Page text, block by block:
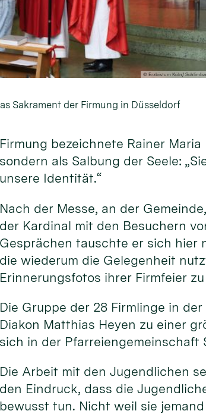
© Erzbistum Köln/
Sakrament der Firmung in Düsseldorf
Firmung bezeichnete Rainer
sondern als Salbung der Seele:
unsere Identität.“
Nach der Messe, an der
der Kardinal mit den Besuchern
Gesprächen tauschte er sich hier
die wiederum die Gelegenheit
Erinnerungsfotos ihrer Firmfeier
Die Gruppe der 28 Firmlinge in
Diakon Matthias Heyen zu einer
sich in der
Die Arbeit mit den Jugendlichen
den Eindruck, dass die
bewusst tun. Nicht weil sie